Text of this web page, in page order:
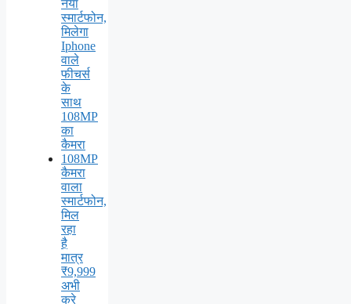
नया
स्मार्टफोन,
मिलेगा
Iphone
वाले
फीचर्स
के
साथ
108MP
का
कैमरा
108MP
कैमरा
वाला
स्मार्टफोन,
मिल
रहा
है
मात्र
₹9,999
अभी
करे